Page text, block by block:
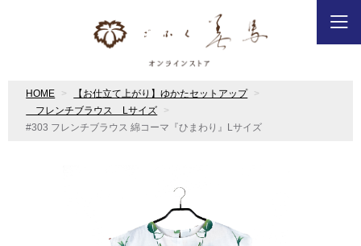
HOME
【お仕立て上がり】ゆかたセットアップ
フレンチブラウス Lサイズ
#303 フレンチブラウス 綿コーマ『ひまわり』Lサイズ